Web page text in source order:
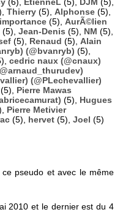
Thierry (5), Alphonse (5),
(5), AurÃ©lien
(5), Jean-Denis (5), NM (5),
(5), Renaud (5), Alain
(@bvanryb) (5),
cedric naux (@cnaux)
(@PLechevallier)
(5), Pierre Mawas
(5), Hugues
Pierre Metivier
(5), hervet (5), Joel (5)
pseudo et avec le même
2010 et le dernier est du 4